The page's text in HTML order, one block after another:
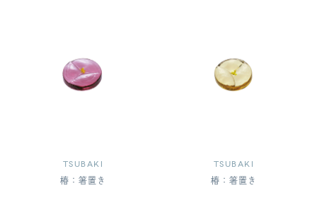
TSUBAKI
椿：箸置き
TSUBAKI
椿：箸置き